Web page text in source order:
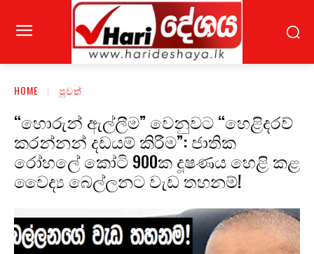
HOME පුවත්
“හොරුන් ඇල්ලීම” වෙනුවට “හෙළිදරව්
කරන්නන් දඩයම් කිරීම”: ජාතික
රෝහලේ කෝටි 900ක දූෂණය හෙළි කළ
වෛද්‍ය බෙල්ලනට වැඩ තහනම්!